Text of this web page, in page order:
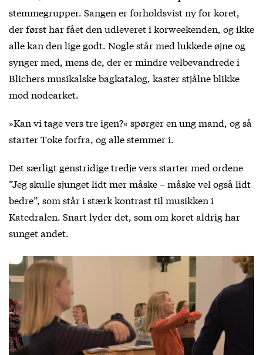
stemmegrupper. Sangen er forholdsvist ny for koret,
der først har fået den udleveret i korweekenden, og ikke
alle kan den lige godt. Nogle står med lukkede øjne og
synger med, mens de, der er mindre velbevandrede i
Blichers musikalske bagkatalog, kaster stjålne blikke
mod nodearket.
»Kan vi tage vers tre igen?« spørger en ung mand, og så
starter Toke forfra, og alle stemmer i.
Det særligt genstridige tredje vers starter med ordene
”Jeg skulle sjunget lidt mer måske – måske vel også lidt
bedre”, som står i stærk kontrast til musikken i
Katedralen. Snart lyder det, som om koret aldrig har
sunget andet.